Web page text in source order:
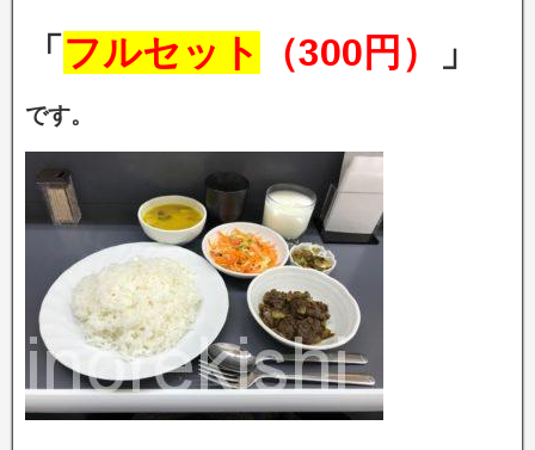
「 フルセット （300円） 」
です。